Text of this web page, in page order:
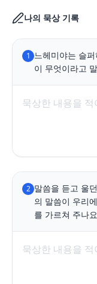
나의 묵상 기록
1 느헤미야는 슬
이 무엇이라고
2 말씀을 듣고 울
의 말씀이 우리
를 가르쳐 주나